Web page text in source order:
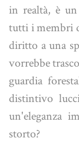
in realtà, è
tutti i membri
diritto a una
vorrebbe
guardia
distintivo
un'eleganza
storto?